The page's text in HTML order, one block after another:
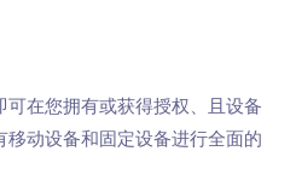
可在您拥有或获得授权、且设备
动设备和固定设备进行全面的